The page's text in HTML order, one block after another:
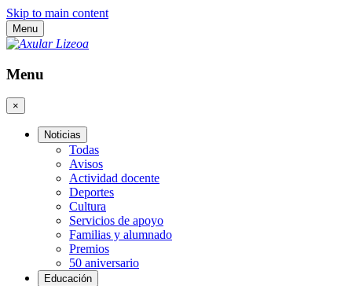
Skip to main content
Menu
Menu
×
Noticias
Todas
Avisos
Actividad docente
Deportes
Cultura
Servicios de apoyo
Familias y alumnado
Premios
50 aniversario
Educación